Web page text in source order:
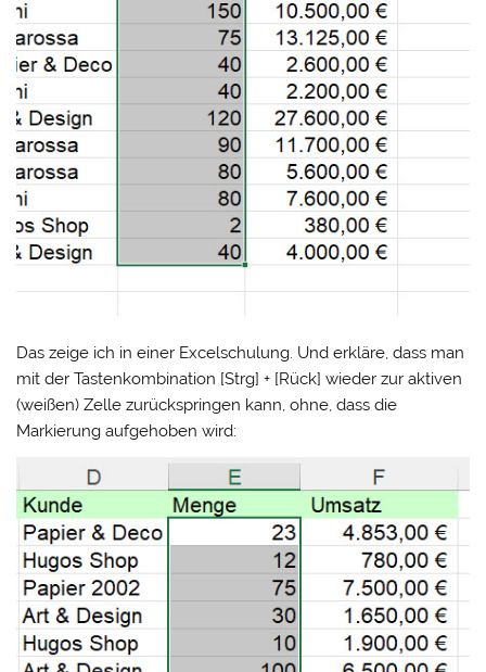
Das zeige ich in einer Excelschulung. Und erkläre, dass man
mit der Tastenkombination [Strg] + [Rück] wieder zur aktiven
(weißen) Zelle zurückspringen kann, ohne, dass die
Markierung aufgehoben wird: